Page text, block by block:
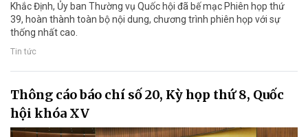
Khắc Định, Ủy ban Thường vụ Quốc hội đã bế mạc Phiên họp thứ
39, hoàn thành toàn bộ nội dung, chương trình phiên họp với sự
thống nhất cao.
Tin tức
Thông cáo báo chí số 20, Kỳ họp thứ 8, Quốc
hội khóa XV